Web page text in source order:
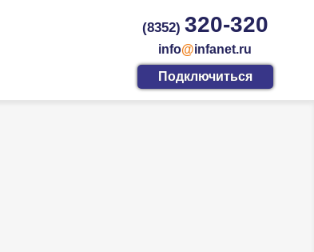
(8352) 320-320
info@infanet.ru
Подключиться